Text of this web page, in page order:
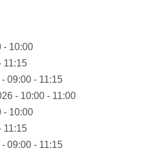
- 10:00
11:15
09:00 - 11:15
- 10:00 - 11:00
- 10:00
11:15
09:00 - 11:15